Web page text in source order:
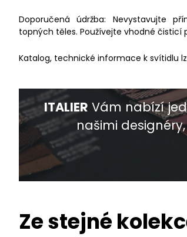
Doporučená údržba: Nevystavujte
topných těles. Používejte vhodné čisticí
Katalog, technické informace k svítidlu
ITALIER Vám nabízí
našimi
Ze stejné